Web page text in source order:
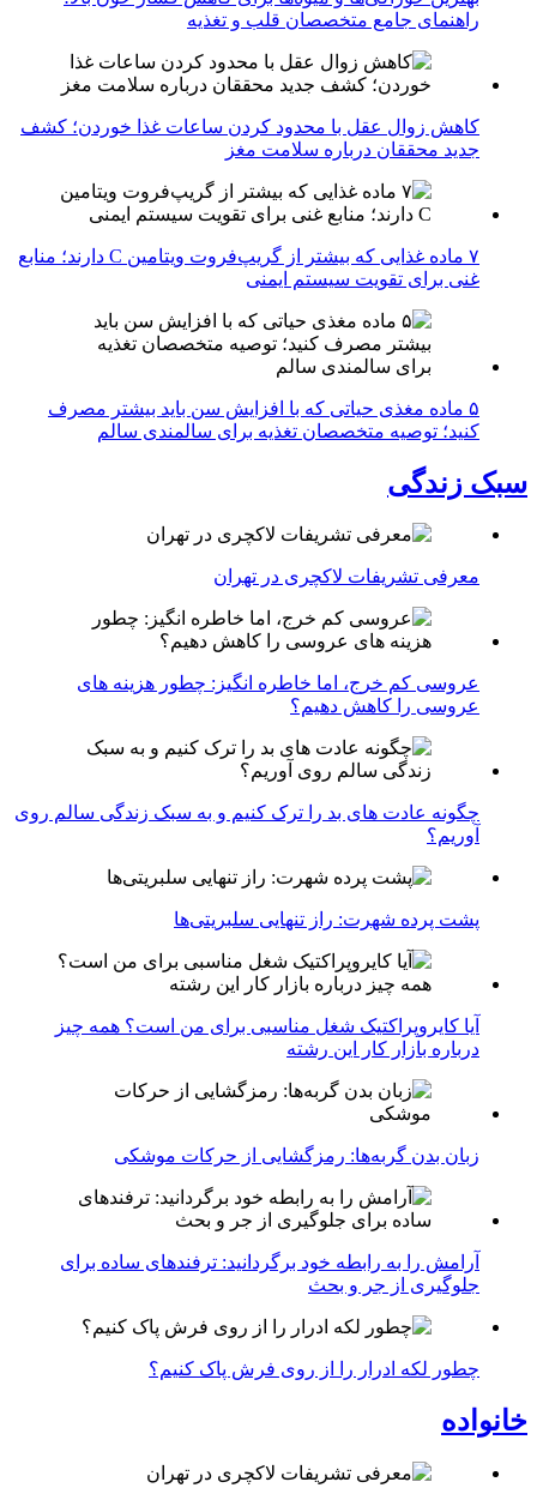
راهنمای جامع متخصصان قلب و تغذیه
کاهش زوال عقل با محدود کردن ساعات غذا خوردن؛ کشف
جدید محققان درباره سلامت مغز
۷ ماده غذایی که بیشتر از گریپ‌فروت ویتامین C دارند؛ منابع
غنی برای تقویت سیستم ایمنی
۵ ماده مغذی حیاتی که با افزایش سن باید بیشتر مصرف
کنید؛ توصیه متخصصان تغذیه برای سالمندی سالم
سبک زندگی
معرفی تشریفات لاکچری در تهران
عروسی کم خرج، اما خاطره انگیز: چطور هزینه های
عروسی را کاهش دهیم؟
چگونه عادت‌ های بد را ترک کنیم و به سبک زندگی سالم روی
آوریم؟
پشت پرده شهرت: راز تنهایی سلبریتی‌ها
آیا کایروپراکتیک شغل مناسبی برای من است؟ همه چیز
درباره بازار کار این رشته
زبان بدن گربه‌ها: رمزگشایی از حرکات موشکی
آرامش را به رابطه خود برگردانید: ترفندهای ساده برای
جلوگیری از جر و بحث
چطور لکه ادرار را از روی فرش پاک کنیم؟
خانواده